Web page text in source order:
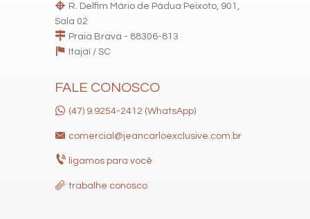
R. Delfim Mário de Pádua Peixoto, 901,
Sala 02
Praia Brava - 88306-813
Itajaí / SC
FALE CONOSCO
(47) 9.9254-2412 (WhatsApp)
comercial@jeancarloexclusive.com.br
ligamos para você
trabalhe conosco